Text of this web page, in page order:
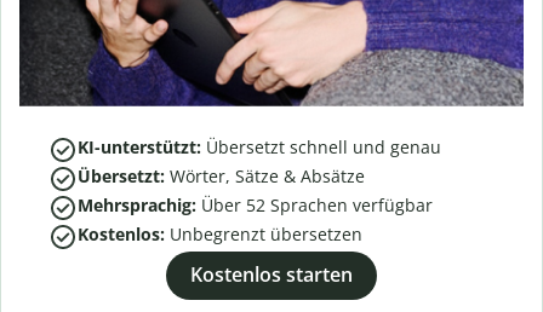
KI-unterstützt: Übersetzt schnell und genau
Übersetzt: Wörter, Sätze & Absätze
Mehrsprachig: Über 52 Sprachen verfügbar
Kostenlos: Unbegrenzt übersetzen
Kostenlos starten